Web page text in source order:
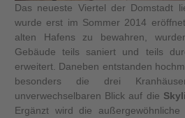
Das neueste Viertel der Domstadt
wurde erst im Sommer 2014
alten Hafens zu bewahren,
Gebäude teils saniert und teils
erweitert. Daneben entstanden
besonders die drei
unverwechselbaren Blick auf die
Ergänzt wird die